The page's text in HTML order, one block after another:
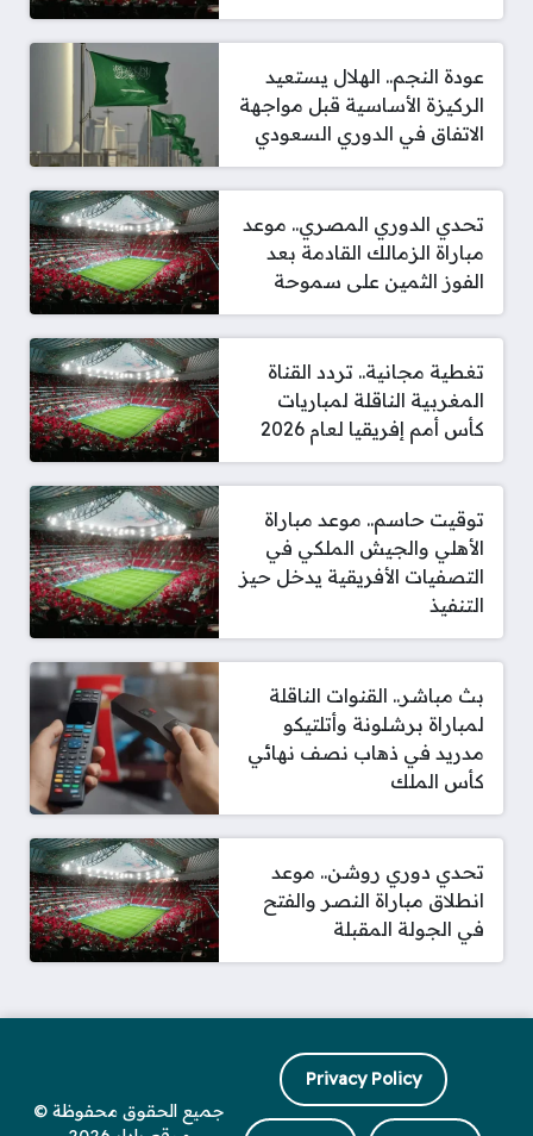
عودة النجم.. الهلال يستعيد
الركيزة الأساسية قبل مواجهة
الاتفاق في الدوري السعودي
تحدي الدوري المصري.. موعد
مباراة الزمالك القادمة بعد
الفوز الثمين على سموحة
تغطية مجانية.. تردد القناة
المغربية الناقلة لمباريات
كأس أمم إفريقيا لعام 2026
توقيت حاسم.. موعد مباراة
الأهلي والجيش الملكي في
التصفيات الأفريقية يدخل حيز
التنفيذ
بث مباشر.. القنوات الناقلة
لمباراة برشلونة وأتلتيكو
مدريد في ذهاب نصف نهائي
كأس الملك
تحدي دوري روشن.. موعد
انطلاق مباراة النصر والفتح
في الجولة المقبلة
Privacy Policy
جميع الحقوق محفوظة ©